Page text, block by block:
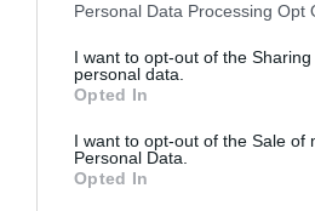
Personal Data Processing Opt
I want to opt-out of the
personal data.
Opted In
I want to opt-out of the Sale of
Personal Data.
Opted In